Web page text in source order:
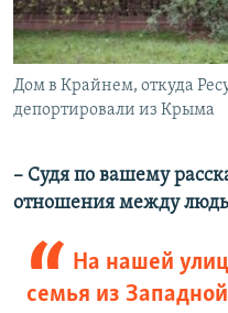
Дом в Крайнем, откуда
депортировали из Крыма
– Судя по вашему
отношения между
На нашей
семья из